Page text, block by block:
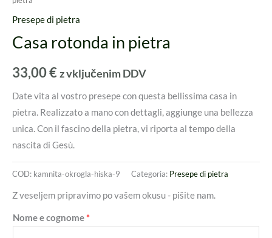
Presepe di pietra
Casa rotonda in pietra
33,00€z vključenim DDV
Date vita al vostro presepe con questa bellissima casa in
pietra. Realizzato a mano con dettagli, aggiunge una bellezza
unica. Con il fascino della pietra, vi riporta al tempo della
nascita di Gesù.
COD: kamnita-okrogla-hiska-9 Categoria: Presepe di pietra
Z veseljem pripravimo po vašem okusu - pišite nam.
Nome e cognome *